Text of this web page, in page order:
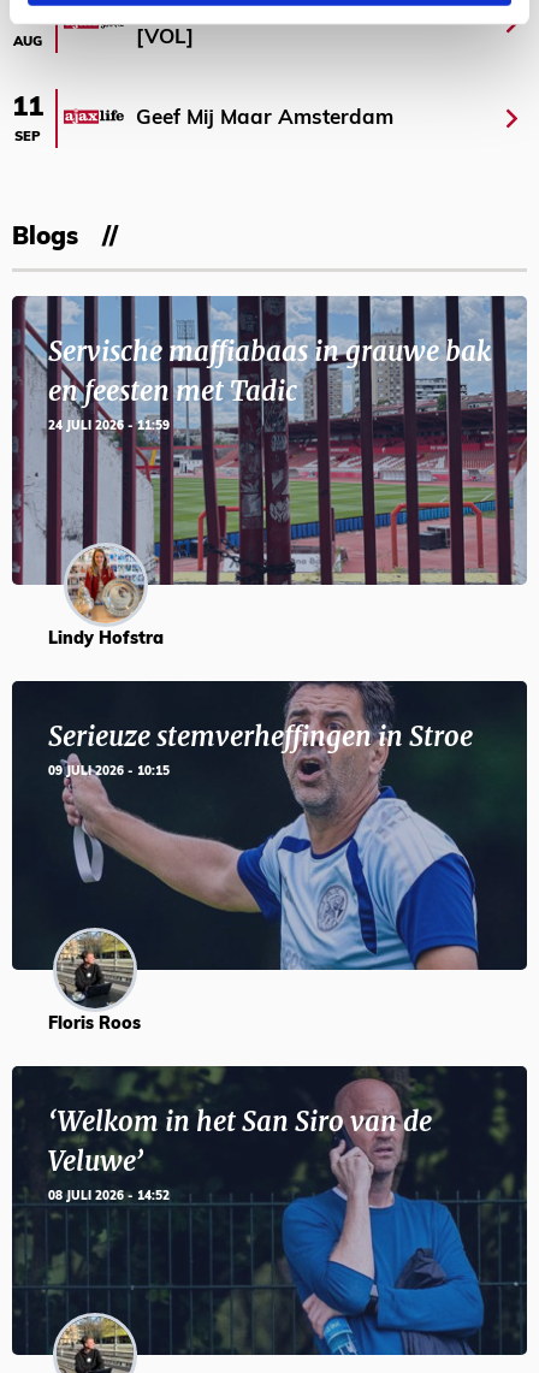
23
AUG
Selectiedag ballenjongens/-meiden
[VOL]
11
SEP
Geef Mij Maar Amsterdam
Blogs
Servische maffiabaas in grauwe bak
en feesten met Tadic
24 JULI 2026 - 11:59
Lindy Hofstra
Serieuze stemverheffingen in Stroe
09 JULI 2026 - 10:15
Floris Roos
‘Welkom in het San Siro van de
Veluwe’
08 JULI 2026 - 14:52